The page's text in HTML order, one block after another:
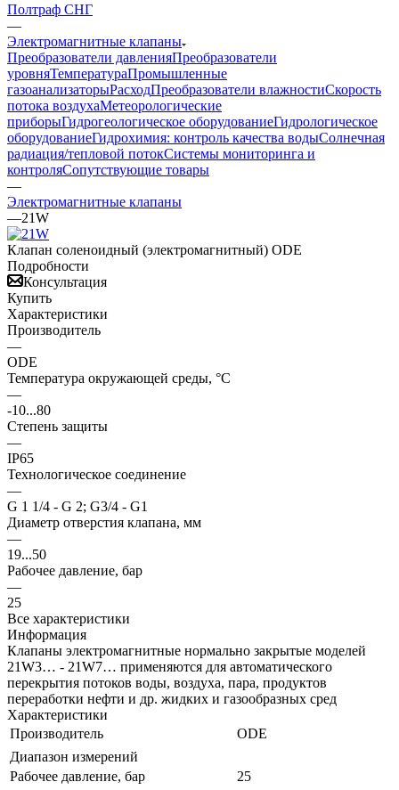
Полтраф СНГ
—
Электромагнитные клапаны
Преобразователи давленияПреобразователи
уровняТемператураПромышленные
газоанализаторыРасходПреобразователи влажностиСкорость
потока воздухаМетеорологические
приборыГидрогеологическое оборудованиеГидрологическое
оборудованиеГидрохимия: контроль качества водыСолнечная
радиация/тепловой потокСистемы мониторинга и
контроляСопутствующие товары
—
Электромагнитные клапаны
—21W
Клапан соленоидный (электромагнитный) ODE
Подробности
Консультация
Купить
Характеристики
Производитель
—
ODE
Температура окружающей среды, °С
—
-10...80
Степень защиты
—
IP65
Технологическое соединение
—
G 1 1/4 - G 2; G3/4 - G1
Диаметр отверстия клапана, мм
—
19...50
Рабочее давление, бар
—
25
Все характеристики
Информация
Клапаны электромагнитные нормально закрытые моделей
21W3… - 21W7… применяются для автоматического
перекрытия потоков воды, воздуха, пара, продуктов
переработки нефти и др. жидких и газообразных сред
Характеристики
Производитель
ODE
Диапазон измерений
Рабочее давление, бар
25